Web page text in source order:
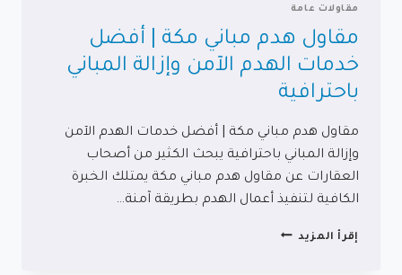
مقاولات عامة
مقاول هدم مباني مكة | أفضل
خدمات الهدم الآمن وإزالة المباني
باحترافية
مقاول هدم مباني مكة | أفضل خدمات الهدم الآمن
وإزالة المباني باحترافية يبحث الكثير من أصحاب
العقارات عن مقاول هدم مباني مكة يمتلك الخبرة
الكافية لتنفيذ أعمال الهدم بطريقة آمنة…
إقرأ المزيد مقاول